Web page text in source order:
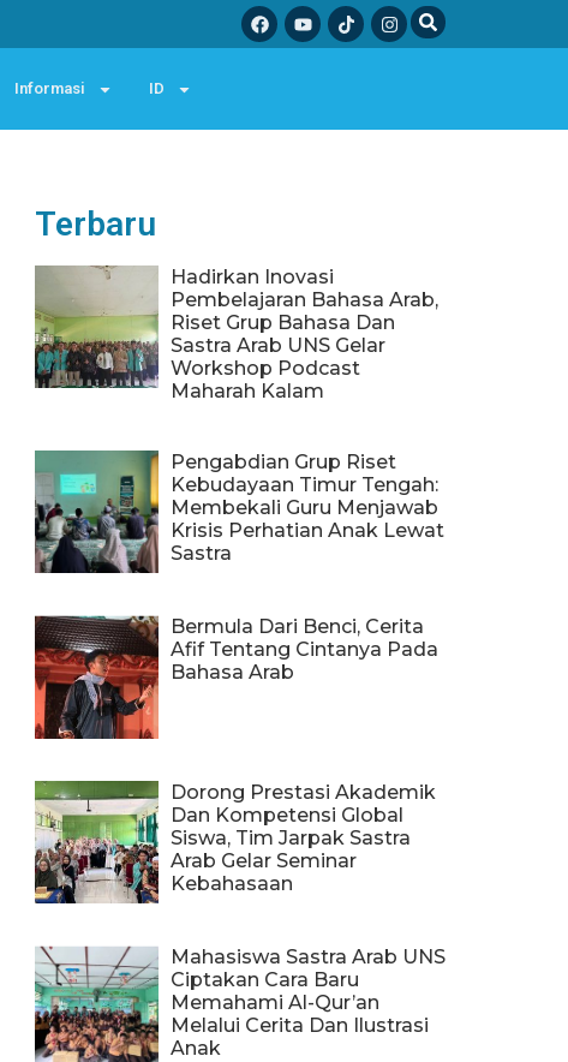
Informasi ID
Terbaru
Hadirkan Inovasi
Pembelajaran Bahasa Arab,
Riset Grup Bahasa Dan
Sastra Arab UNS Gelar
Workshop Podcast
Maharah Kalam
Pengabdian Grup Riset
Kebudayaan Timur Tengah:
Membekali Guru Menjawab
Krisis Perhatian Anak Lewat
Sastra
Bermula Dari Benci, Cerita
Afif Tentang Cintanya Pada
Bahasa Arab
Dorong Prestasi Akademik
Dan Kompetensi Global
Siswa, Tim Jarpak Sastra
Arab Gelar Seminar
Kebahasaan
Mahasiswa Sastra Arab UNS
Ciptakan Cara Baru
Memahami Al-Qur’an
Melalui Cerita Dan Ilustrasi
Anak